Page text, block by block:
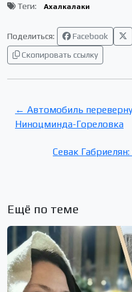
Теги: Ахалкалаки
Поделиться: Facebook
Скопировать ссылку
← Автомобиль
Ниноцминда-Гореловка
Севак
Ещё по теме